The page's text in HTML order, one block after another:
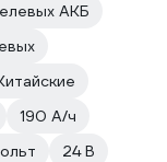
АКБ
190 А/ч
24 В